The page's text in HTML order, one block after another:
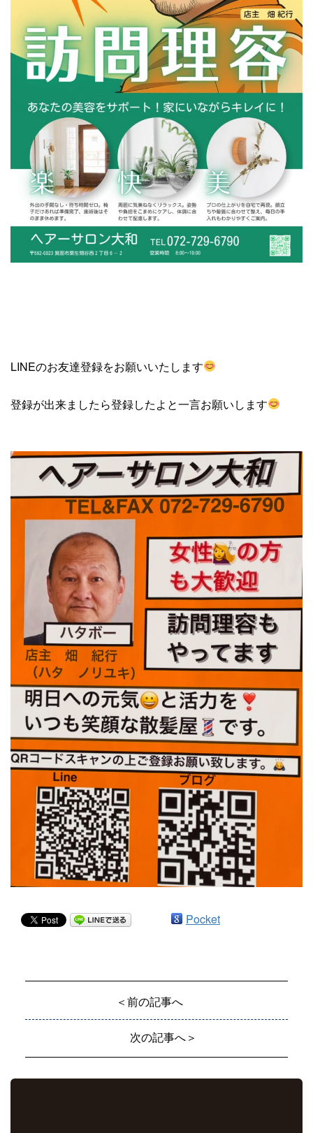
LINEのお友達登録をお願いいたします
登録が出来ましたら登録したよと一言お願いします
Pocket
＜前の記事へ
次の記事へ＞